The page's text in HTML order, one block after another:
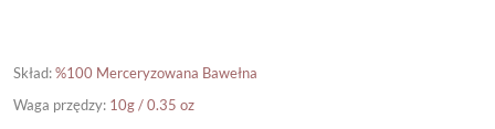
Skład:%100 Merceryzowana Bawełna
Waga przędzy: 10g / 0.35 oz